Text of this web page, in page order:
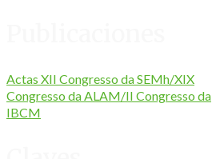
Actas XII Congresso da SEMh/XIX
Congresso da ALAM/II Congresso da
IBCM